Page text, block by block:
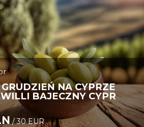
NA CYPRZE
BAJECZNY CYPR
/ 30 EUR